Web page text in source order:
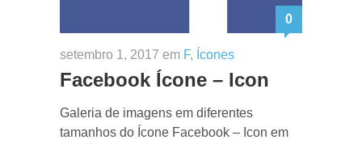
0
setembro 1, 2017 em F, Ícones
Facebook Ícone – Icon
Galeria de imagens em diferentes
tamanhos do Ícone Facebook – Icon em